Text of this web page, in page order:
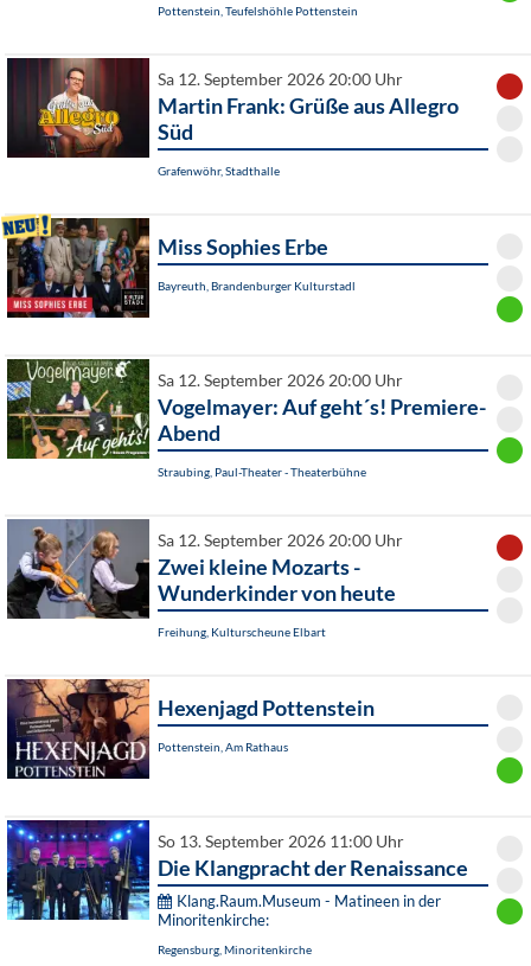
Pottenstein, Teufelshöhle Pottenstein
Sa 12. September 2026 20:00 Uhr
Martin Frank: Grüße aus Allegro
Süd
Grafenwöhr, Stadthalle
Miss Sophies Erbe
Bayreuth, Brandenburger Kulturstadl
Sa 12. September 2026 20:00 Uhr
Vogelmayer: Auf geht´s! Premiere-
Abend
Straubing, Paul-Theater - Theaterbühne
Sa 12. September 2026 20:00 Uhr
Zwei kleine Mozarts -
Wunderkinder von heute
Freihung, Kulturscheune Elbart
Hexenjagd Pottenstein
Pottenstein, Am Rathaus
So 13. September 2026 11:00 Uhr
Die Klangpracht der Renaissance
Klang.Raum.Museum - Matineen in der
Minoritenkirche:
Regensburg, Minoritenkirche